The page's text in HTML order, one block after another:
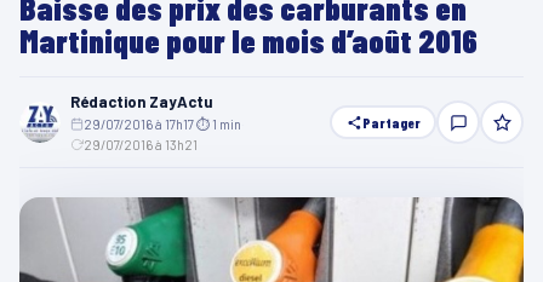
Martinique pour le mois d’août 2016
Rédaction ZayActu
29/07/2016 à 17h17⏱ 1 min
29/07/2016 à 13h21
Partager